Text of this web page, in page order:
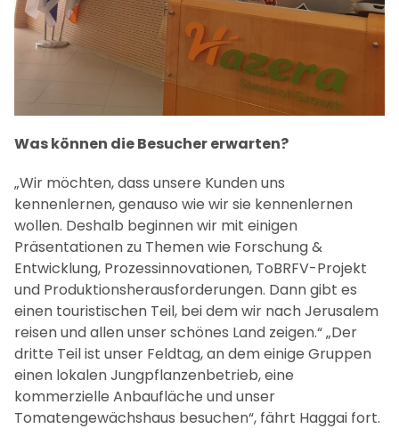
Was können die Besucher erwarten?
„Wir möchten, dass unsere Kunden uns
kennenlernen, genauso wie wir sie kennenlernen
wollen. Deshalb beginnen wir mit einigen
Präsentationen zu Themen wie Forschung &
Entwicklung, Prozessinnovationen, ToBRFV-Projekt
und Produktionsherausforderungen. Dann gibt es
einen touristischen Teil, bei dem wir nach Jerusalem
reisen und allen unser schönes Land zeigen.“ „Der
dritte Teil ist unser Feldtag, an dem einige Gruppen
einen lokalen Jungpflanzenbetrieb, eine
kommerzielle Anbaufläche und unser
Tomatengewächshaus besuchen“, fährt Haggai fort.